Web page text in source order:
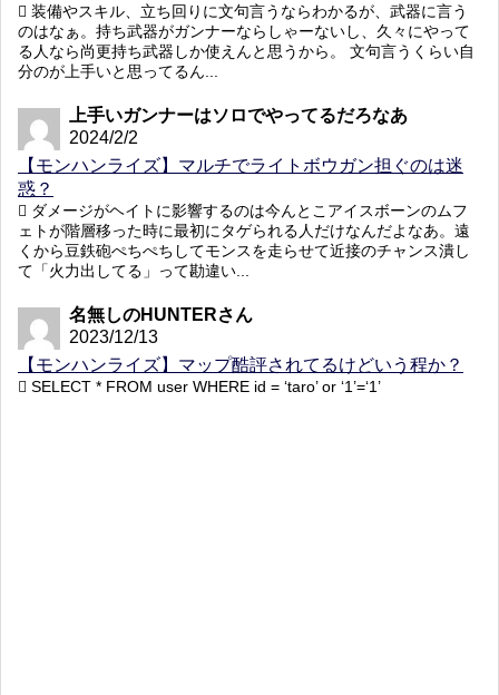
装備やスキル、立ち回りに文句言うならわかるが、武器に言う
のはなぁ。持ち武器がガンナーならしゃーないし、久々にやって
る人なら尚更持ち武器しか使えんと思うから。 文句言うくらい自
分のが上手いと思ってるん...
上手いガンナーはソロでやってるだろなあ
2024/2/2
【モンハンライズ】マルチでライトボウガン担ぐのは迷
惑？
ダメージがヘイトに影響するのは今んとこアイスボーンのムフ
ェトが階層移った時に最初にタゲられる人だけなんだよなあ。遠
くから豆鉄砲ぺちぺちしてモンスを走らせて近接のチャンス潰し
て「火力出してる」って勘違い...
名無しのHUNTERさん
2023/12/13
【モンハンライズ】マップ酷評されてるけどいう程か？
SELECT * FROM user WHERE id = ‘taro’ or ‘1’=‘1’